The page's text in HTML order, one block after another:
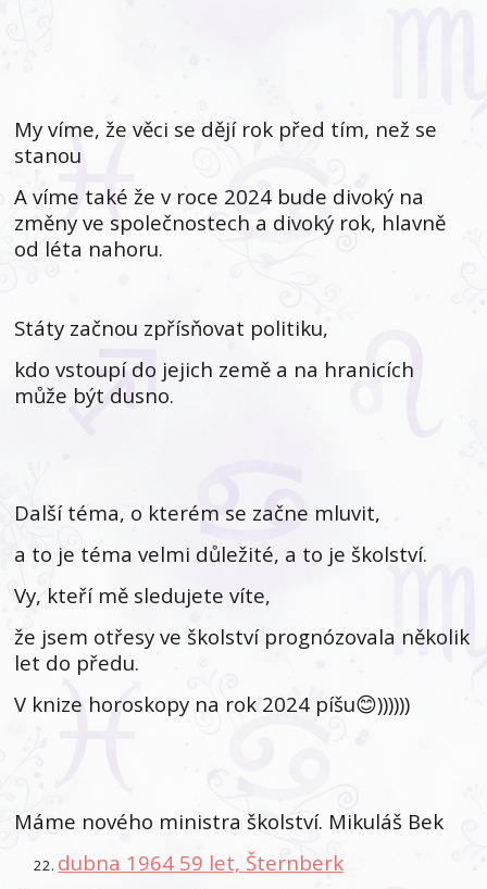
My víme, že věci se dějí rok před tím, než se
stanou
A víme také že v roce 2024 bude divoký na
změny ve společnostech a divoký rok, hlavně
od léta nahoru.
Státy začnou zpřísňovat politiku,
kdo vstoupí do jejich země a na hranicích
může být dusno.
Další téma, o kterém se začne mluvit,
a to je téma velmi důležité, a to je školství.
Vy, kteří mě sledujete víte,
že jsem otřesy ve školství prognózovala několik
let do předu.
V knize horoskopy na rok 2024 píšu😊))))))
Máme nového ministra školství. Mikuláš Bek
dubna 1964 59 let, Šternberk